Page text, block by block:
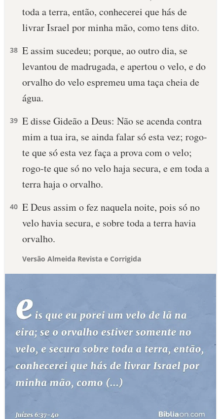
toda a terra, então, conhecerei que hás de
livrar Israel por minha mão, como tens dito.
38 E assim sucedeu; porque, ao outro dia, se
levantou de madrugada, e apertou o velo, e do
orvalho do velo espremeu uma taça cheia de
água.
39 E disse Gideão a Deus: Não se acenda contra
mim a tua ira, se ainda falar só esta vez; rogo-
te que só esta vez faça a prova com o velo;
rogo-te que só no velo haja secura, e em toda a
terra haja o orvalho.
40 E Deus assim o fez naquela noite, pois só no
velo havia secura, e sobre toda a terra havia
orvalho.
Versão Almeida Revista e Corrigida